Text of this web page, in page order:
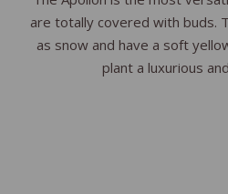
are totally covered with buds.
as snow and have a soft
plant a luxurious